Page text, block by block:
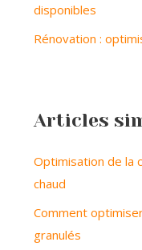
disponibles
Rénovation :
Articles
Optimisation de la
chaud
Comment optimiser
granulés